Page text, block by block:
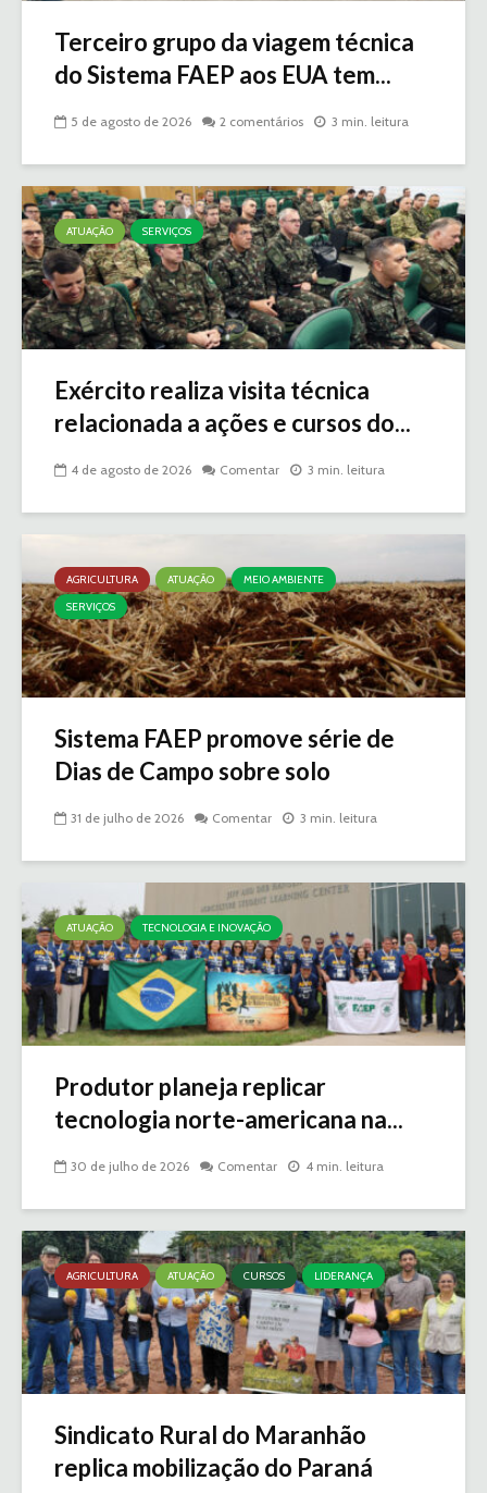
Terceiro grupo da viagem técnica
do Sistema FAEP aos EUA tem...
5 de agosto de 2026 2 comentários 3 min. leitura
ATUAÇÃO SERVIÇOS
Exército realiza visita técnica
relacionada a ações e cursos do...
4 de agosto de 2026 Comentar 3 min. leitura
AGRICULTURA ATUAÇÃO
MEIO AMBIENTE
SERVIÇOS
Sistema FAEP promove série de
Dias de Campo sobre solo
31 de julho de 2026 Comentar 3 min. leitura
ATUAÇÃO TECNOLOGIA E INOVAÇÃO
Produtor planeja replicar
tecnologia norte-americana na...
30 de julho de 2026 Comentar 4 min. leitura
AGRICULTURA ATUAÇÃO CURSOS LIDERANÇA
Sindicato Rural do Maranhão
replica mobilização do Paraná